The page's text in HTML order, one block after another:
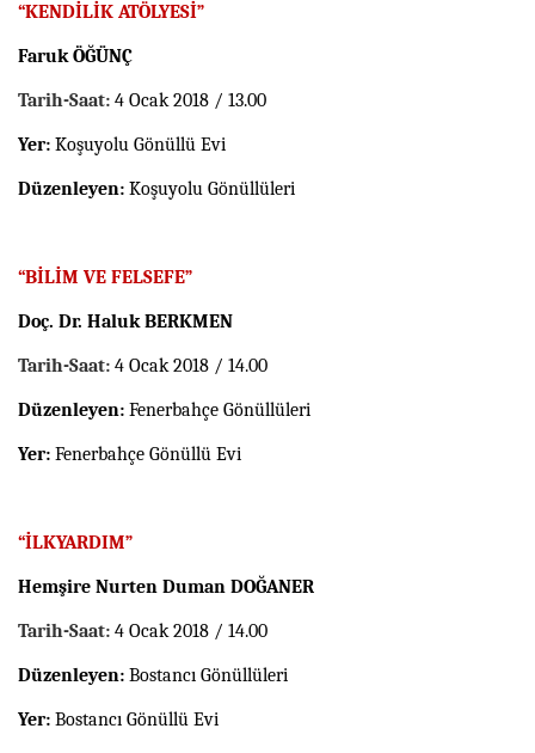
“KENDİLİK ATÖLYESİ”
Faruk ÖĞÜNÇ
Tarih-Saat: 4 Ocak 2018 / 13.00
Yer: Koşuyolu Gönüllü Evi
Düzenleyen: Koşuyolu Gönüllüleri
“BİLİM VE FELSEFE”
Doç. Dr. Haluk BERKMEN
Tarih-Saat: 4 Ocak 2018 / 14.00
Düzenleyen: Fenerbahçe Gönüllüleri
Yer: Fenerbahçe Gönüllü Evi
“İLKYARDIM”
Hemşire Nurten Duman DOĞANER
Tarih-Saat: 4 Ocak 2018 / 14.00
Düzenleyen: Bostancı Gönüllüleri
Yer: Bostancı Gönüllü Evi